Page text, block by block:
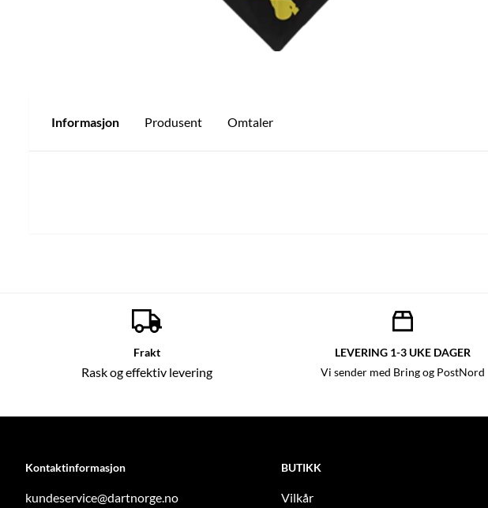
Informasjon Produsent Omtaler
Frakt
Rask og effektiv levering
LEVERING 1-3 UKE DAGER
Vi sender med Bring og PostNord
Kontaktinformasjon
kundeservice@dartnorge.no
BUTIKK
Vilkår